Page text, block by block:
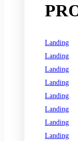
Landing
Landing
Landing
Landing
Landing
Landing
Landing
Landing